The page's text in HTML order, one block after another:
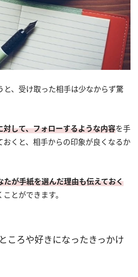
と、受け取った相手は少なからず驚
対して、フォローするような内容を手
おくと、相手からの印象が良くなるか
たが手紙を選んだ理由も伝えておく
とができます。
ころや好きになったきっかけ